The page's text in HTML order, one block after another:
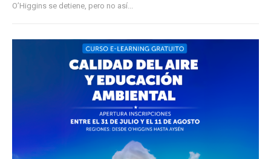
O’Higgins se detiene, pero no así...